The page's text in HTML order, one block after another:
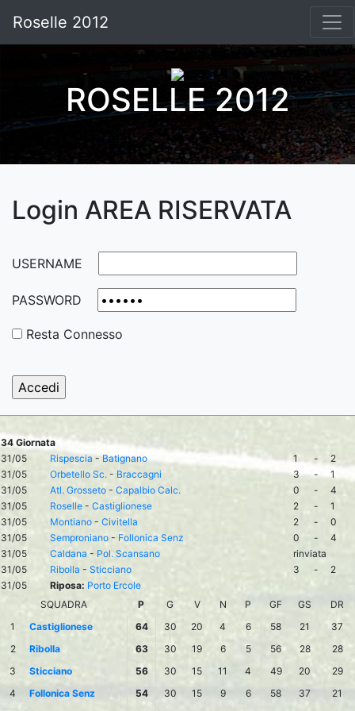
Roselle 2012
ROSELLE 2012
Login AREA RISERVATA
USERNAME
PASSWORD
Resta Connesso
34 Giornata
31/05
Rispescia -Batignano 1 -
2
31/05
Orbetello Sc. - Braccagni 3 -
1
31/05
Atl. Grosseto - Capalbio Calc. 0 -
4
31/05
Roselle - Castiglionese 2 -
1
31/05
Montiano - Civitella 2 -
0
31/05
Semproniano - Follonica Senz 0 -
4
31/05
Caldana - Pol. Scansano
rinviata
31/05
Ribolla - Sticciano 3 -
2
31/05
Riposa: Porto Ercole
SQUADRA
P G V N P GF GS
DR
1
Castiglionese 64 30 20 4 6 58 21
37
2
Ribolla 63 30 19 6 5 56 28
28
3
Sticciano 56 30 15 11 4 49 20
29
4
Follonica Senz 54 30 15 9 6 58 37
21